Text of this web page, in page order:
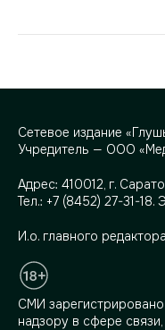
Сетевое издание
Учредитель — ООО
Адрес: 410012, г.
Тел.: +7 (8452) 27-31-18.
И.о. главного
СМИ
надзору в сфере